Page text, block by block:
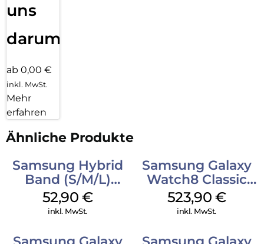
uns
darum!
ab 0,00 €
inkl. MwSt.
Mehr
erfahren
Ähnliche Produkte
Samsung Hybrid
Band (S/M/L)
Galaxy
Watch8/Watch8
52,90 €
inkl. MwSt.
Samsung Galaxy
Watch8 Classic
White
523,90 €
inkl. MwSt.